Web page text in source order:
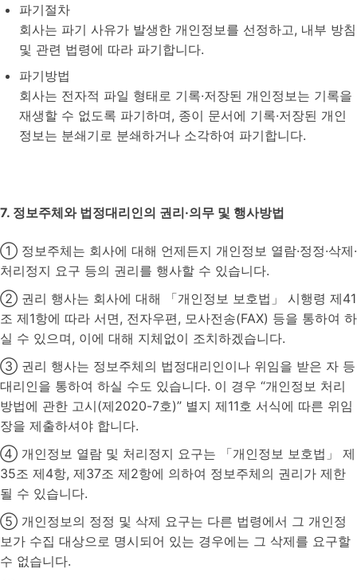
파기절차
회사는 파기 사유가 발생한 개인정보를 선정하고, 내부 방침
및 관련 법령에 따라 파기합니다.
파기방법
회사는 전자적 파일 형태로 기록·저장된 개인정보는 기록을
재생할 수 없도록 파기하며, 종이 문서에 기록·저장된 개인
정보는 분쇄기로 분쇄하거나 소각하여 파기합니다.
7. 정보주체와 법정대리인의 권리·의무 및 행사방법
① 정보주체는 회사에 대해 언제든지 개인정보 열람·정정·삭제·
처리정지 요구 등의 권리를 행사할 수 있습니다.
② 권리 행사는 회사에 대해 「개인정보 보호법」 시행령 제41
조 제1항에 따라 서면, 전자우편, 모사전송(FAX) 등을 통하여 하
실 수 있으며, 이에 대해 지체없이 조치하겠습니다.
③ 권리 행사는 정보주체의 법정대리인이나 위임을 받은 자 등
대리인을 통하여 하실 수도 있습니다. 이 경우 “개인정보 처리
방법에 관한 고시(제2020-7호)” 별지 제11호 서식에 따른 위임
장을 제출하셔야 합니다.
④ 개인정보 열람 및 처리정지 요구는 「개인정보 보호법」 제
35조 제4항, 제37조 제2항에 의하여 정보주체의 권리가 제한
될 수 있습니다.
⑤ 개인정보의 정정 및 삭제 요구는 다른 법령에서 그 개인정
보가 수집 대상으로 명시되어 있는 경우에는 그 삭제를 요구할
수 없습니다.